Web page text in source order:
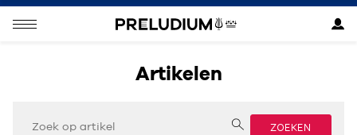
Artikelen
ZOEKEN